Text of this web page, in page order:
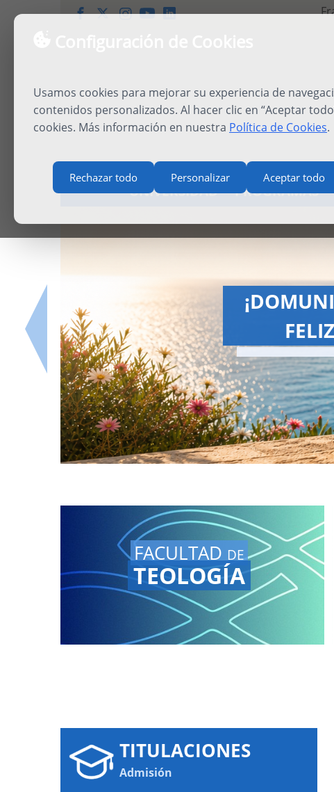
Usamos cookies para mejorar su experiencia de
contenidos personalizados. Al hacer clic en “Aceptar
cookies. Más información en nuestra Política de Cookies.
Rechazar todo Personalizar Aceptar todo
UNIVERSIDAD PROGRAMAS
FACULTAD DE
TEOLOGÍA
TITULACIONES
Admisión